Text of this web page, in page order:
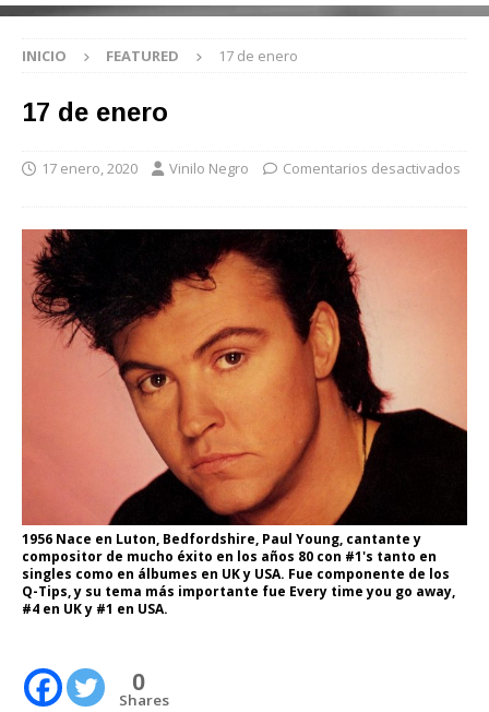
INICIO FEATURED 17 de enero
17 de enero
17 enero, 2020 Vinilo Negro Comentarios desactivados
1956 Nace en Luton, Bedfordshire, Paul Young, cantante y
compositor de mucho éxito en los años 80 con #1's tanto en
singles como en álbumes en UK y USA. Fue componente de los
Q-Tips, y su tema más importante fue Every time you go away,
#4 en UK y #1 en USA.
0
Shares